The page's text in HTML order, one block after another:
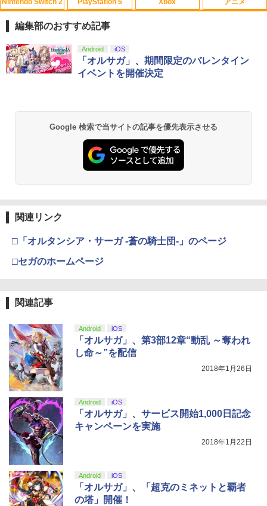
Nintendo Switch 2
1
スプラトゥーン レイダース|オンライン
コード版
スプラトゥーン レイダース -Switch2
￥6,449
3
￥55,491
4
￥9,000
5
ニンテンドープリペイド番号 5000円|オ
￥5,000
PlayStation 5
1
PlayStation 5 デジタル・エディション
日本語専用 Console Language: Japan
ese only (CFI-2200B01)
プロダクトコード 封入
3
￥10,737
5
￥10,737
Xbox
1
【純正品】Xbox ワイヤレス コントロー
ラー + USB-C® ケーブル
【純正品】Xbox ワイヤレス コントロー
￥7,681
5
【国内正規品】Thrustmaster スラスト
マスター TH8S シフター - PC、PS4、P
￥14,141
アニメ
1
劇場版「鬼滅の刃」無限城編 第一章 猗
窩座再来 通常版 [Blu-ray]
劇場版「鬼滅の刃」無限城編 第一章 猗
窩座再来 通常版 [DVD]
￥3,523
3
ナル三方背収納ケース付きコレクション)
(オリジナル特典:オリジナル巾着＋メー
カー特典:【坤と離】二振りの剣、十翼よ
4
劇場版「鬼滅の刃」無限城編 第一章 猗
窩座再来 完全生産限定版 [Blu-ray]
5
『映画 ラブライブ！蓮ノ空女学院スクー
ルアイドルクラブ Bloom Garden Part
編集部のおすすめ記事
Android iOS
「オルサガ」、期間限定のバレンタイン
イベントを開催決定
Google 検索で当サイトの記事を優先表示させる
関連リンク
□「オルタンシア・サーガ -蒼の騎士団-」のページ
□セガのホームページ
関連記事
Android iOS
「オルサガ」、第3部12章“動乱 ～奪われ
し命～”を配信
2018年1月26日
Android iOS
「オルサガ」、サービス開始1,000日記念
キャンペーンを実施
2018年1月22日
Android iOS
「オルサガ」、「超克のミネットと覇者
の塔」開催！